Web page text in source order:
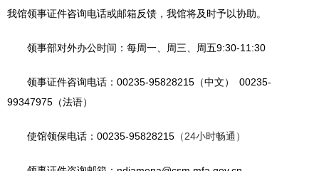
我馆领事证件咨询电话或邮箱反馈，我馆将及时予以协助。
领事部对外办公时间：每周一、周三、周五9:30-11:30
领事证件咨询电话：00235-95828215（中文） 00235-
99347975（法语）
使馆领保电话：00235-95828215 （24小时畅通）